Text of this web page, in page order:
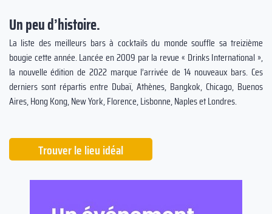
Un peu d’histoire.
La liste des meilleurs bars à cocktails du monde souffle sa treizième
bougie cette année. Lancée en 2009 par la revue « Drinks International »,
la nouvelle édition de 2022 marque l’arrivée de 14 nouveaux bars. Ces
derniers sont répartis entre Dubaï, Athènes, Bangkok, Chicago, Buenos
Aires, Hong Kong, New York, Florence, Lisbonne, Naples et Londres.
Trouver le lieu idéal